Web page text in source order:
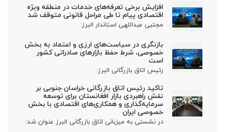
افزایش برخی تعرفه‌های خدمات در منطقه ویژه
اقتصادی پیام تا طی مراحل قانونی متوقف شد
مجتبی عبداللهی استاندار البرز:
بازنگری در سیاست‌های ارزی و اعتماد به بخش
خصوصی، شرط حفظ بازارهای صادراتی کشور
است
رئیس اتاق بازرگانی البرز:
تاکید رئیس اتاق بازرگانی خراسان جنوبی بر
نقش راهبردی بازار افغانستان برای توسعه
سرمایه‌گذاری و همکاری‌های اقتصادی با بخش
خصوصی ایران
در نشستی به میزبانی اتاق بازرگانی البرز عنوان شد: